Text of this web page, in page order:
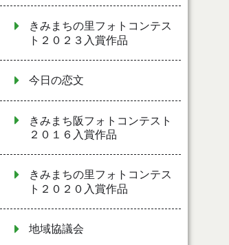
きみまちの里フォトコンテス
ト２０２３入賞作品
今日の恋文
きみまち阪フォトコンテスト
２０１６入賞作品
きみまちの里フォトコンテス
ト２０２０入賞作品
地域協議会